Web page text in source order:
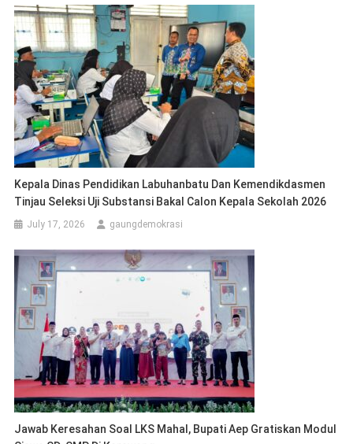
Kepala Dinas Pendidikan Labuhanbatu Dan Kemendikdasmen
Tinjau Seleksi Uji Substansi Bakal Calon Kepala Sekolah 2026
July 17, 2026 gaungdemokrasi
Jawab Keresahan Soal LKS Mahal, Bupati Aep Gratiskan Modul